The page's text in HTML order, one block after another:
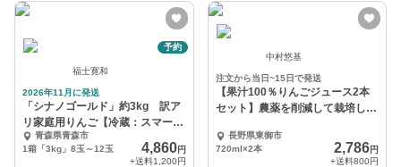
予約
福士寛和
2026年11月に発送
「シナノゴールド」約3kg 訳ア
リ家庭用りんご【冷蔵：スマート
フレッシュ加工】
青森県青森市
1箱「3kg」8玉～12玉
4,860円
+送料1,200円
中村悠基
注文から当日~15日で発送
【果汁100％りんごジュース2本
セット】農薬を削減して栽培した
長野県東御市
720ml×2本
2,786円
+送料800円